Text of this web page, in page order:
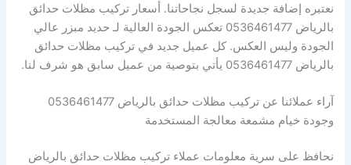
نعتبره إضافة جديدة لسجل نجاحاتنا. أسعار تركيب مظلات حدائق
بالرياض 0536461477 تعكس الجودة العالية لـ حديد مبزر عالي
الجودة وليس العكس. كل عميل جديد في تركيب مظلات حدائق
بالرياض 0536461477 يأتي بتوصية من عميل سابق هو شرف لنا.
آراء عملائنا عن تركيب مظلات حدائق بالرياض 0536461477
وجودة خيام مشمعة معالجة المستخدمة
نحافظ على سرية معلومات عملاء تركيب مظلات حدائق بالرياض